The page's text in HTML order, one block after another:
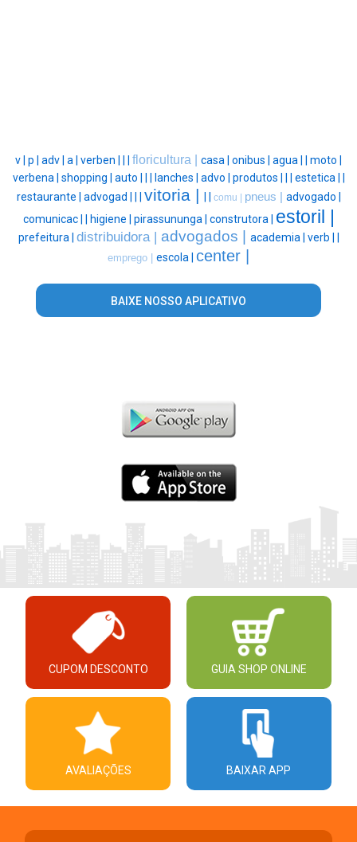
v | p | adv | a | verben | | | floricultura | casa | onibus | agua | | moto |
verbena | shopping | auto | | | lanches | advo | produtos | | | estetica | |
restaurante | advogad | | | vitoria | | | comu | pneus | advogado |
comunicac | | higiene | pirassununga | construtora | estoril |
prefeitura | distribuidora | advogados | academia | verb | |
emprego | escola | center |
BAIXE NOSSO APLICATIVO
CUPOM DESCONTO GUIA SHOP ONLINE
AVALIAÇÕES BAIXAR APP